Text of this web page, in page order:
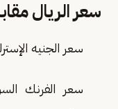
سعر الريال
سعر الجنيه الإسترليني